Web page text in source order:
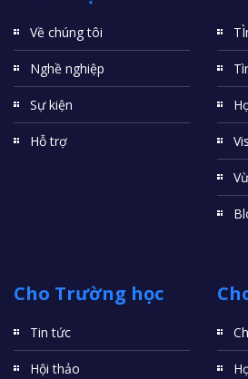
Về chúng tôi
Nghề nghiệp
Sự kiện
Hỗ trợ
Cho Trường học
Tin tức
Hội thảo